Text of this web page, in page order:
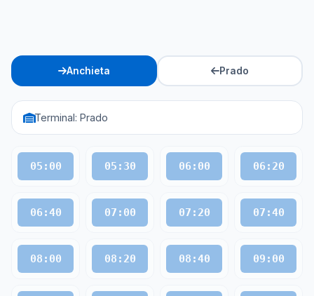
Anchieta Prado
Terminal: Prado
05:00 05:30 06:00 06:20
06:40 07:00 07:20 07:40
08:00 08:20 08:40 09:00